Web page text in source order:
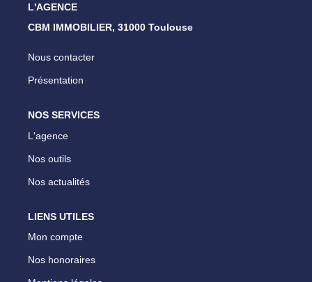
L'AGENCE
CBM IMMOBILIER, 31000 Toulouse
Nous contacter
Présentation
NOS SERVICES
L'agence
Nos outils
Nos actualités
LIENS UTILES
Mon compte
Nos honoraires